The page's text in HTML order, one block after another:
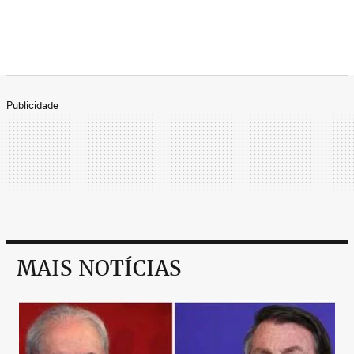
dizer não.
Publicidade
MAIS NOTÍCIAS